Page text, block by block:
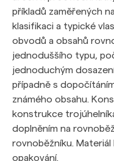
příkladů zaměřených
klasifikaci a typické
obvodů a obsahů
jednoduššího typu,
jednoduchým
případně s
známého obsahu.
konstrukce
doplněním na
rovnoběžníku.
opakování.